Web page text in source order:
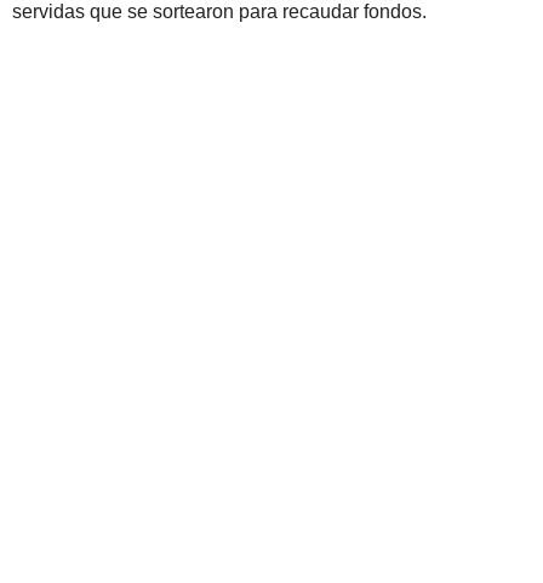
servidas que se sortearon para recaudar fondos.